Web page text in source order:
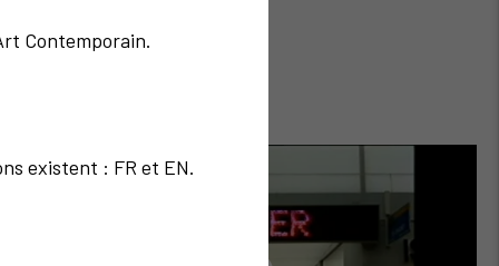
Contemporain.
existent : FR et EN.